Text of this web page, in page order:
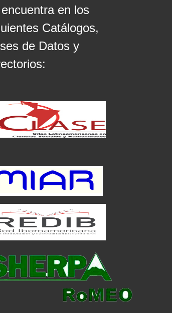
en los
Catálogos,
de Datos y